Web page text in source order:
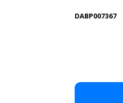
DABP007367